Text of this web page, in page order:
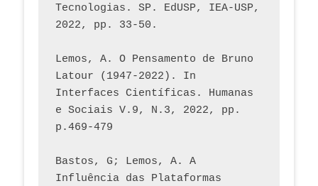
Tecnologias. SP. EdUSP, IEA-USP,
2022, pp. 33-50.
Lemos, A. O Pensamento de Bruno
Latour (1947-2022). In
Interfaces Científicas. Humanas
e Sociais V.9, N.3, 2022, pp.
p.469-479
Bastos, G; Lemos, A. A
Influência das Plataformas